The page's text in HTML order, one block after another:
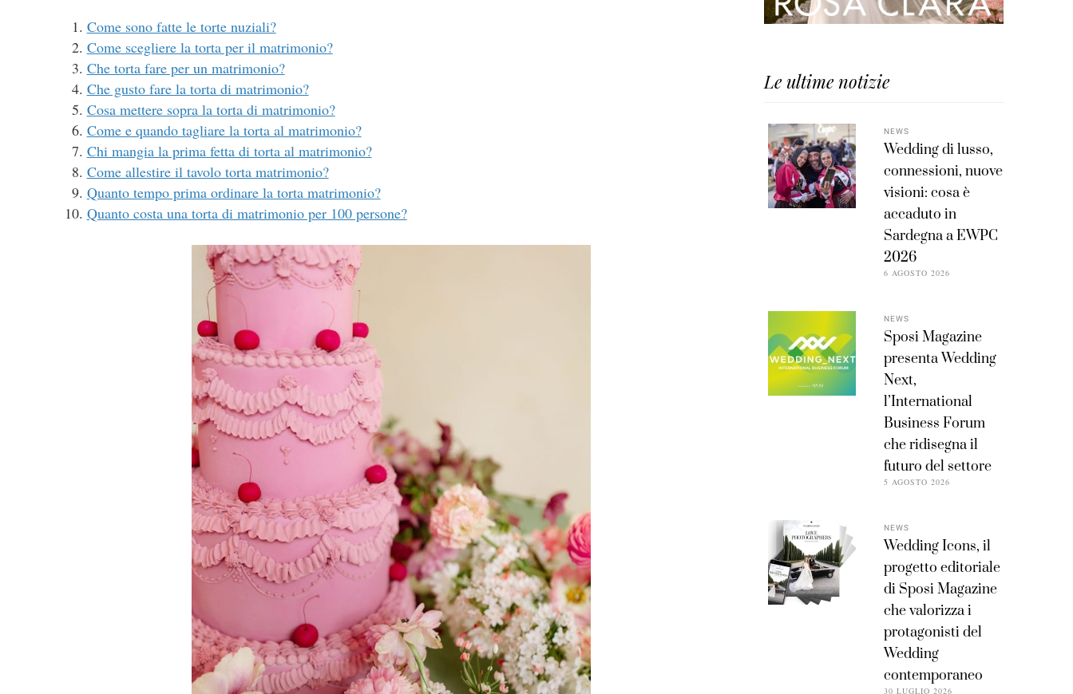
Come sono fatte le torte nuziali?
Come scegliere la torta per il matrimonio?
Che torta fare per un matrimonio?
Che gusto fare la torta di matrimonio?
Cosa mettere sopra la torta di matrimonio?
Come e quando tagliare la torta al matrimonio?
Chi mangia la prima fetta di torta al matrimonio?
Come allestire il tavolo torta matrimonio?
Quanto tempo prima ordinare la torta matrimonio?
Quanto costa una torta di matrimonio per 100 persone?
Le ultime notizie
NEWS
Wedding di lusso,
connessioni, nuove
visioni: cosa è
accaduto in
Sardegna a EWPC
2026
6 AGOSTO 2026
NEWS
Sposi Magazine
presenta Wedding
Next,
l’International
Business Forum
che ridisegna il
futuro del settore
5 AGOSTO 2026
NEWS
Wedding Icons, il
progetto editoriale
di Sposi Magazine
che valorizza i
protagonisti del
Wedding
contemporaneo
30 LUGLIO 2026